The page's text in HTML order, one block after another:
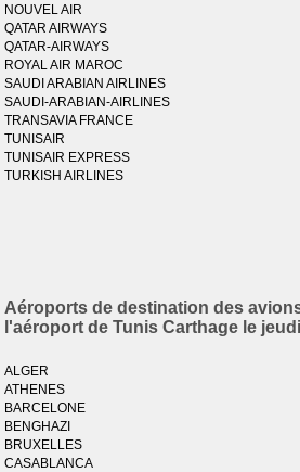
NOUVEL AIR
QATAR AIRWAYS
QATAR-AIRWAYS
ROYAL AIR MAROC
SAUDI ARABIAN AIRLINES
SAUDI-ARABIAN-AIRLINES
TRANSAVIA FRANCE
TUNISAIR
TUNISAIR EXPRESS
TURKISH AIRLINES
Aéroports de destination des
l'aéroport de Tunis Carthage le
ALGER
ATHENES
BARCELONE
BENGHAZI
BRUXELLES
CASABLANCA